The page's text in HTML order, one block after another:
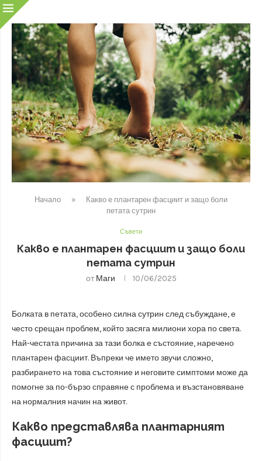
Начало »
Какво е плантарен фасциит и защо боли
петата сутрин
Съвети
Какво е плантарен фасциит и защо боли
петата сутрин
от Маги 10/06/2025
Болката в петата, особено силна сутрин след събуждане, е
често срещан проблем, който засяга милиони хора по света.
Най-честата причина за тази болка е състояние, наречено
плантарен фасциит. Въпреки че името звучи сложно,
разбирането на това състояние и неговите симптоми може да
помогне за по-бързо справяне с проблема и възстановяване
на нормалния начин на живот.
Какво представлява плантарният
фасциит?